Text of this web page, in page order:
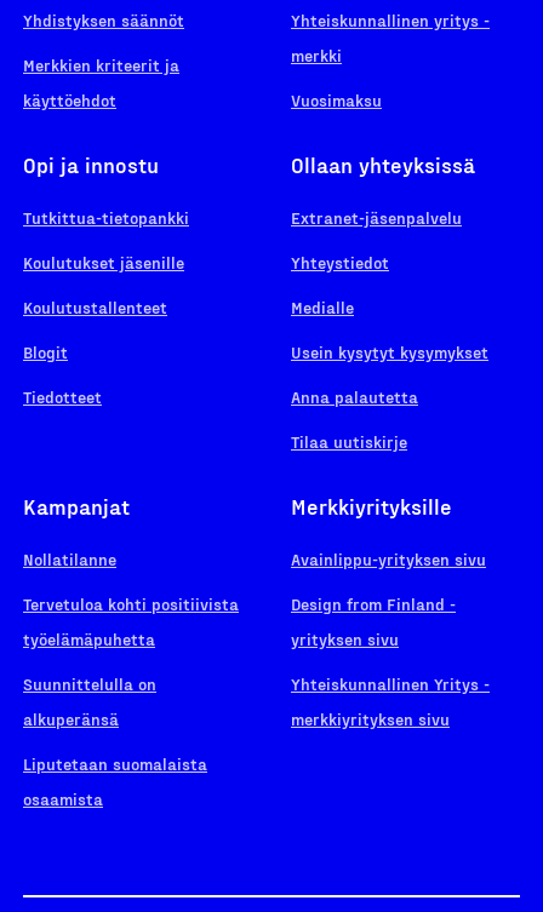
Yhdistyksen säännöt
Merkkien kriteerit ja
käyttöehdot
Yhteiskunnallinen yritys -
merkki
Vuosimaksu
Opi ja innostu
Tutkittua-tietopankki
Koulutukset jäsenille
Koulutustallenteet
Blogit
Tiedotteet
Ollaan yhteyksissä
Extranet-jäsenpalvelu
Yhteystiedot
Medialle
Usein kysytyt kysymykset
Anna palautetta
Tilaa uutiskirje
Kampanjat
Nollatilanne
Tervetuloa kohti positiivista
työelämäpuhetta
Suunnittelulla on
alkuperänsä
Liputetaan suomalaista
osaamista
Merkkiyrityksille
Avainlippu-yrityksen sivu
Design from Finland -
yrityksen sivu
Yhteiskunnallinen Yritys -
merkkiyrityksen sivu